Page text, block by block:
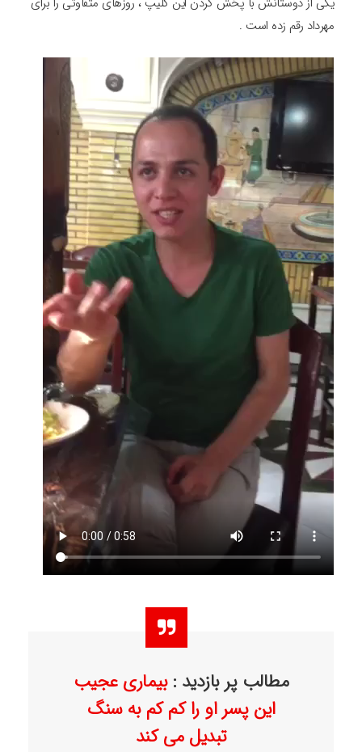
مهرداد رقم زده است .
مطالب پر بازدید :بیماری عجیب
این پسر او را کم کم به سنگ
تبدیل می کند